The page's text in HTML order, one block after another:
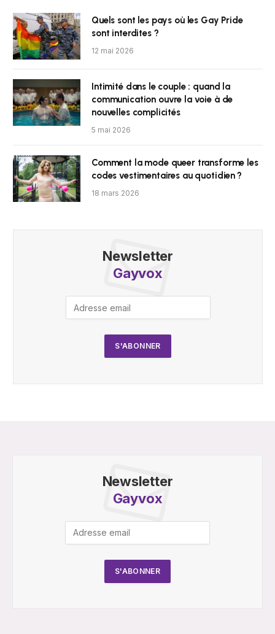
Quels sont les pays où les Gay Pride
sont interdites ?
12 mai 2026
Intimité dans le couple : quand la
communication ouvre la voie à de
nouvelles complicités
5 mai 2026
Comment la mode queer transforme les
codes vestimentaires au quotidien ?
18 mars 2026
Newsletter
Gayvox
Newsletter
Gayvox